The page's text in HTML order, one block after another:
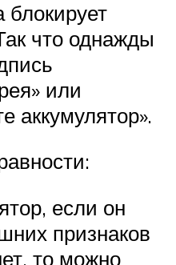
блокирует
что однажды
или
аккумулятор».
если он
признаков
то можно